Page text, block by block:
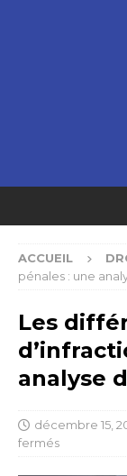
ACCUEIL
pénales : une
Les
analyse
décembre 15,
fermés